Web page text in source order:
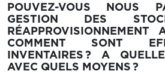
POUVEZ-VOUS NOUS
GESTION DES
COMMENT SONT
INVENTAIRES ? A
AVEC QUELS MOYENS ?